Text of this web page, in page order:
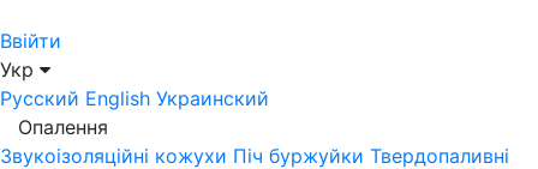
Ввійти
Укр
Русский English Украинский
Опалення
Звукоізоляційні кожухи Піч буржуйки Твердопаливні